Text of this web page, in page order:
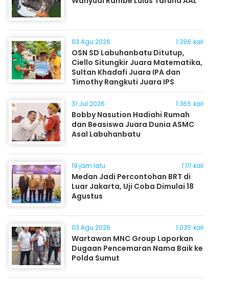
03 Agu 2026 1.396 kali
OSN SD Labuhanbatu Ditutup,
Ciello Situngkir Juara Matematika,
Sultan Khadafi Juara IPA dan
Timothy Rangkuti Juara IPS
31 Jul 2026 1.365 kali
Bobby Nasution Hadiahi Rumah
dan Beasiswa Juara Dunia ASMC
Asal Labuhanbatu
19 jam lalu 1.111 kali
Medan Jadi Percontohan BRT di
Luar Jakarta, Uji Coba Dimulai 18
Agustus
03 Agu 2026 1.035 kali
Wartawan MNC Group Laporkan
Dugaan Pencemaran Nama Baik ke
Polda Sumut